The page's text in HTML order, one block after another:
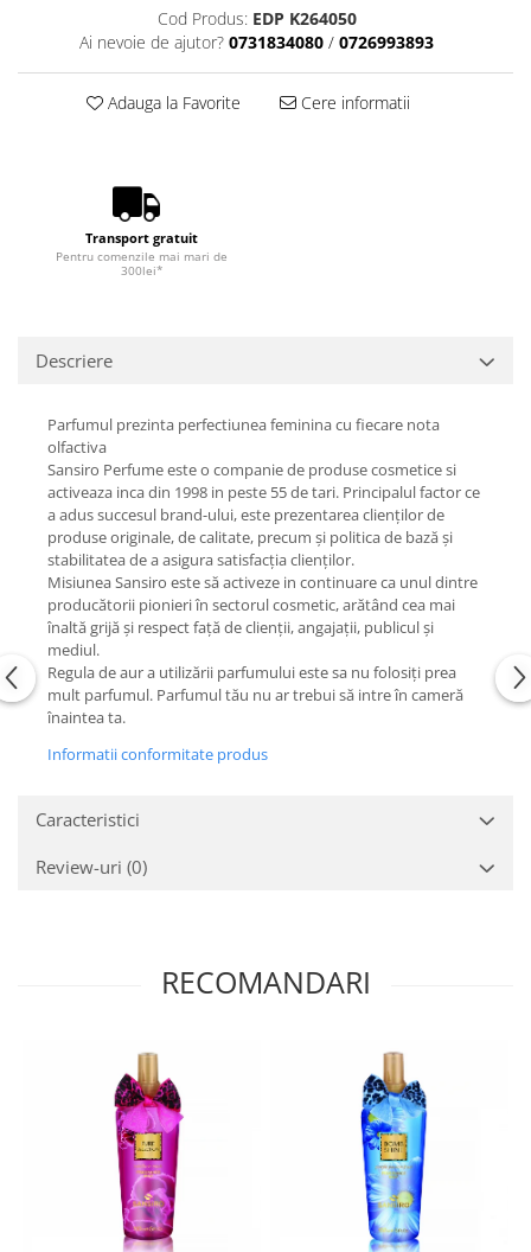
Cod Produs: EDP K264050
Ai nevoie de ajutor? 0731834080 / 0726993893
Adauga la Favorite Cere informatii
Transport gratuit
Pentru comenzile mai mari de
300lei*
Descriere
Parfumul prezinta perfectiunea feminina cu fiecare nota
olfactiva
Sansiro Perfume este o companie de produse cosmetice si
activeaza inca din 1998 in peste 55 de tari. Principalul factor ce
a adus succesul brand-ului, este prezentarea clienților de
produse originale, de calitate, precum și politica de bază și
stabilitatea de a asigura satisfacția clienților.
Misiunea Sansiro este să activeze in continuare ca unul dintre
producătorii pionieri în sectorul cosmetic, arătând cea mai
înaltă grijă și respect față de clienții, angajații, publicul și
mediul.
Regula de aur a utilizării parfumului este sa nu folosiți prea
mult parfumul. Parfumul tău nu ar trebui să intre în cameră
înaintea ta.
Informatii conformitate produs
Caracteristici
Review-uri (0)
RECOMANDARI